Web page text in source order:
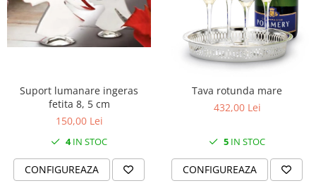
Suport lumanare ingeras
fetita 8, 5 cm
150,00 Lei
4IN STOC
CONFIGUREAZA
Tava rotunda mare
432,00 Lei
5 IN STOC
CONFIGUREAZA